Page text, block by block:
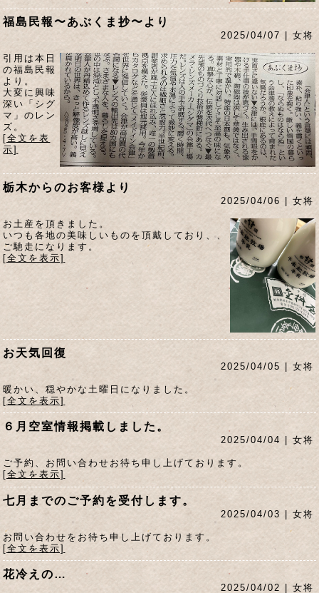
福島民報〜あぶくま抄〜より
2025/04/07 | 女将
引用は本日
の福島民報
より。
大変に興味
深い「シグ
マ」のレン
ズ。
[全文を表
示]
栃木からのお客様より
2025/04/06 | 女将
お土産を頂きました。
いつも各地の美味しいものを頂戴しており、、
ご馳走になります。
[全文を表示]
お天気回復
2025/04/05 | 女将
暖かい、穏やかな土曜日になりました。
[全文を表示]
６月空室情報掲載しました。
2025/04/04 | 女将
ご予約、お問い合わせお待ち申し上げております。
[全文を表示]
七月までのご予約を受付します。
2025/04/03 | 女将
お問い合わせをお待ち申し上げております。
[全文を表示]
花冷えの…
2025/04/02 | 女将